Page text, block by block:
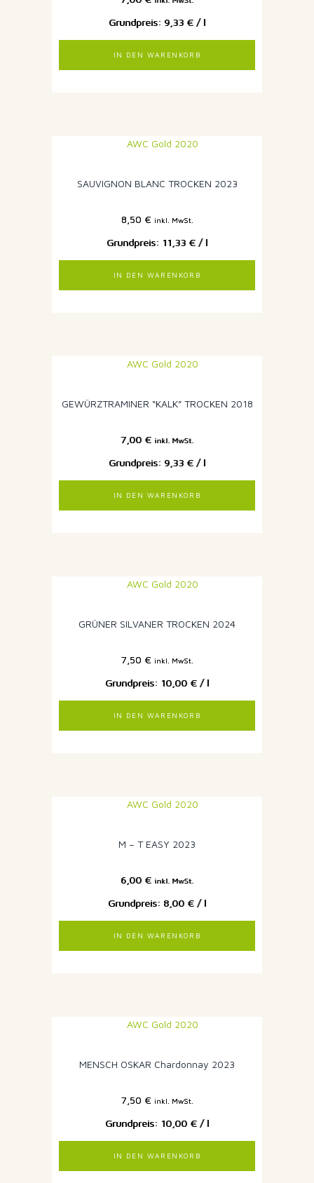
9,33 € /l
IN DEN WARENKORB
SAUVIGNON BLANC TROCKEN 2023
8,50 € inkl. MwSt.
11,33 € /l
IN DEN WARENKORB
GEWÜRZTRAMINER “KALK” TROCKEN 2018
7,00 € inkl. MwSt.
9,33 € /l
IN DEN WARENKORB
GRÜNER SILVANER TROCKEN 2024
7,50 € inkl. MwSt.
10,00 € /l
IN DEN WARENKORB
M – T EASY 2023
6,00 € inkl. MwSt.
8,00 € /l
IN DEN WARENKORB
MENSCH OSKAR Chardonnay 2023
7,50 € inkl. MwSt.
10,00 € /l
IN DEN WARENKORB